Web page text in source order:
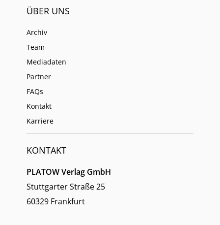
ÜBER UNS
Archiv
Team
Mediadaten
Partner
FAQs
Kontakt
Karriere
KONTAKT
PLATOW Verlag GmbH
Stuttgarter Straße 25
60329 Frankfurt